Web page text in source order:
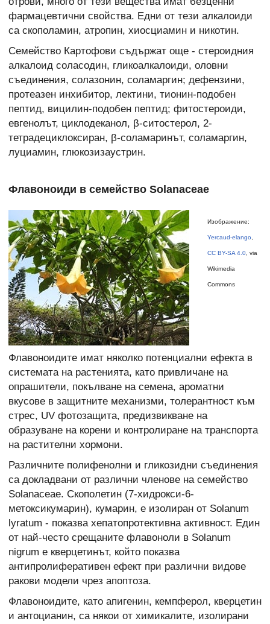
фармацевтични свойства. Едни от тези алкалоиди
са скополамин, атропин, хиосциамин и никотин.
Семейство Картофови съдържат още - стероидния
алкалоид соласодин, гликоалкалоиди, оловни
съединения, солазонин, соламаргин; дефензини,
протеазен инхибитор, лектини, тионин-подобен
пептид, вицилин-подобен пептид; фитостероиди,
евгенолът, циклодеканол, β-ситостерол, 2-
тетрадециклоксиран, β-соламаринът, соламаргин,
луциамин, глюкозизаустрин.
Флавоноиди в семейство Solanaceae
Изображение:
Yercaud-elango
CC BY-SA 4.0 , via
Wikimedia
Commons
Флавоноидите имат няколко потенциални ефекта в
системата на растенията, като привличане на
опрашители, покълване на семена, ароматни
вкусове в защитните механизми, толерантност към
стрес, UV фотозащита, предизвикване на
образуване на корени и контролиране на транспорта
на растителни хормони.
Различните полифенолни и гликозидни съединения
са докладвани от различни членове на семейство
Solanaceae. Скополетин (7-хидрокси-6-
метоксикумарин), кумарин, е изолиран от Solanum
lyratum - показва хепатопротективна активност. Един
от най-често срещаните флавоноли в Solanum
nigrum е кверцетинът, който показва
антипролиферативен ефект при различни видове
ракови модели чрез апоптоза.
Флавоноидите, като апигенин, кемпферол, кверцетин
и антоцианин, са някои от химикалите, изолирани